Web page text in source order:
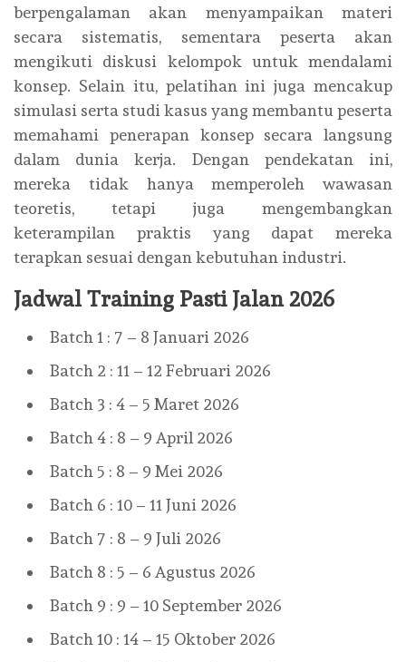
berpengalaman akan menyampaikan materi
secara sistematis, sementara peserta akan
mengikuti diskusi kelompok untuk mendalami
konsep. Selain itu, pelatihan ini juga mencakup
simulasi serta studi kasus yang membantu peserta
memahami penerapan konsep secara langsung
dalam dunia kerja. Dengan pendekatan ini,
mereka tidak hanya memperoleh wawasan
teoretis, tetapi juga mengembangkan
keterampilan praktis yang dapat mereka
terapkan sesuai dengan kebutuhan industri.
Jadwal Training Pasti Jalan 2026
Batch 1 : 7 – 8 Januari 2026
Batch 2 : 11 – 12 Februari 2026
Batch 3 : 4 – 5 Maret 2026
Batch 4 : 8 – 9 April 2026
Batch 5 : 8 – 9 Mei 2026
Batch 6 : 10 – 11 Juni 2026
Batch 7 : 8 – 9 Juli 2026
Batch 8 : 5 – 6 Agustus 2026
Batch 9 : 9 – 10 September 2026
Batch 10 : 14 – 15 Oktober 2026